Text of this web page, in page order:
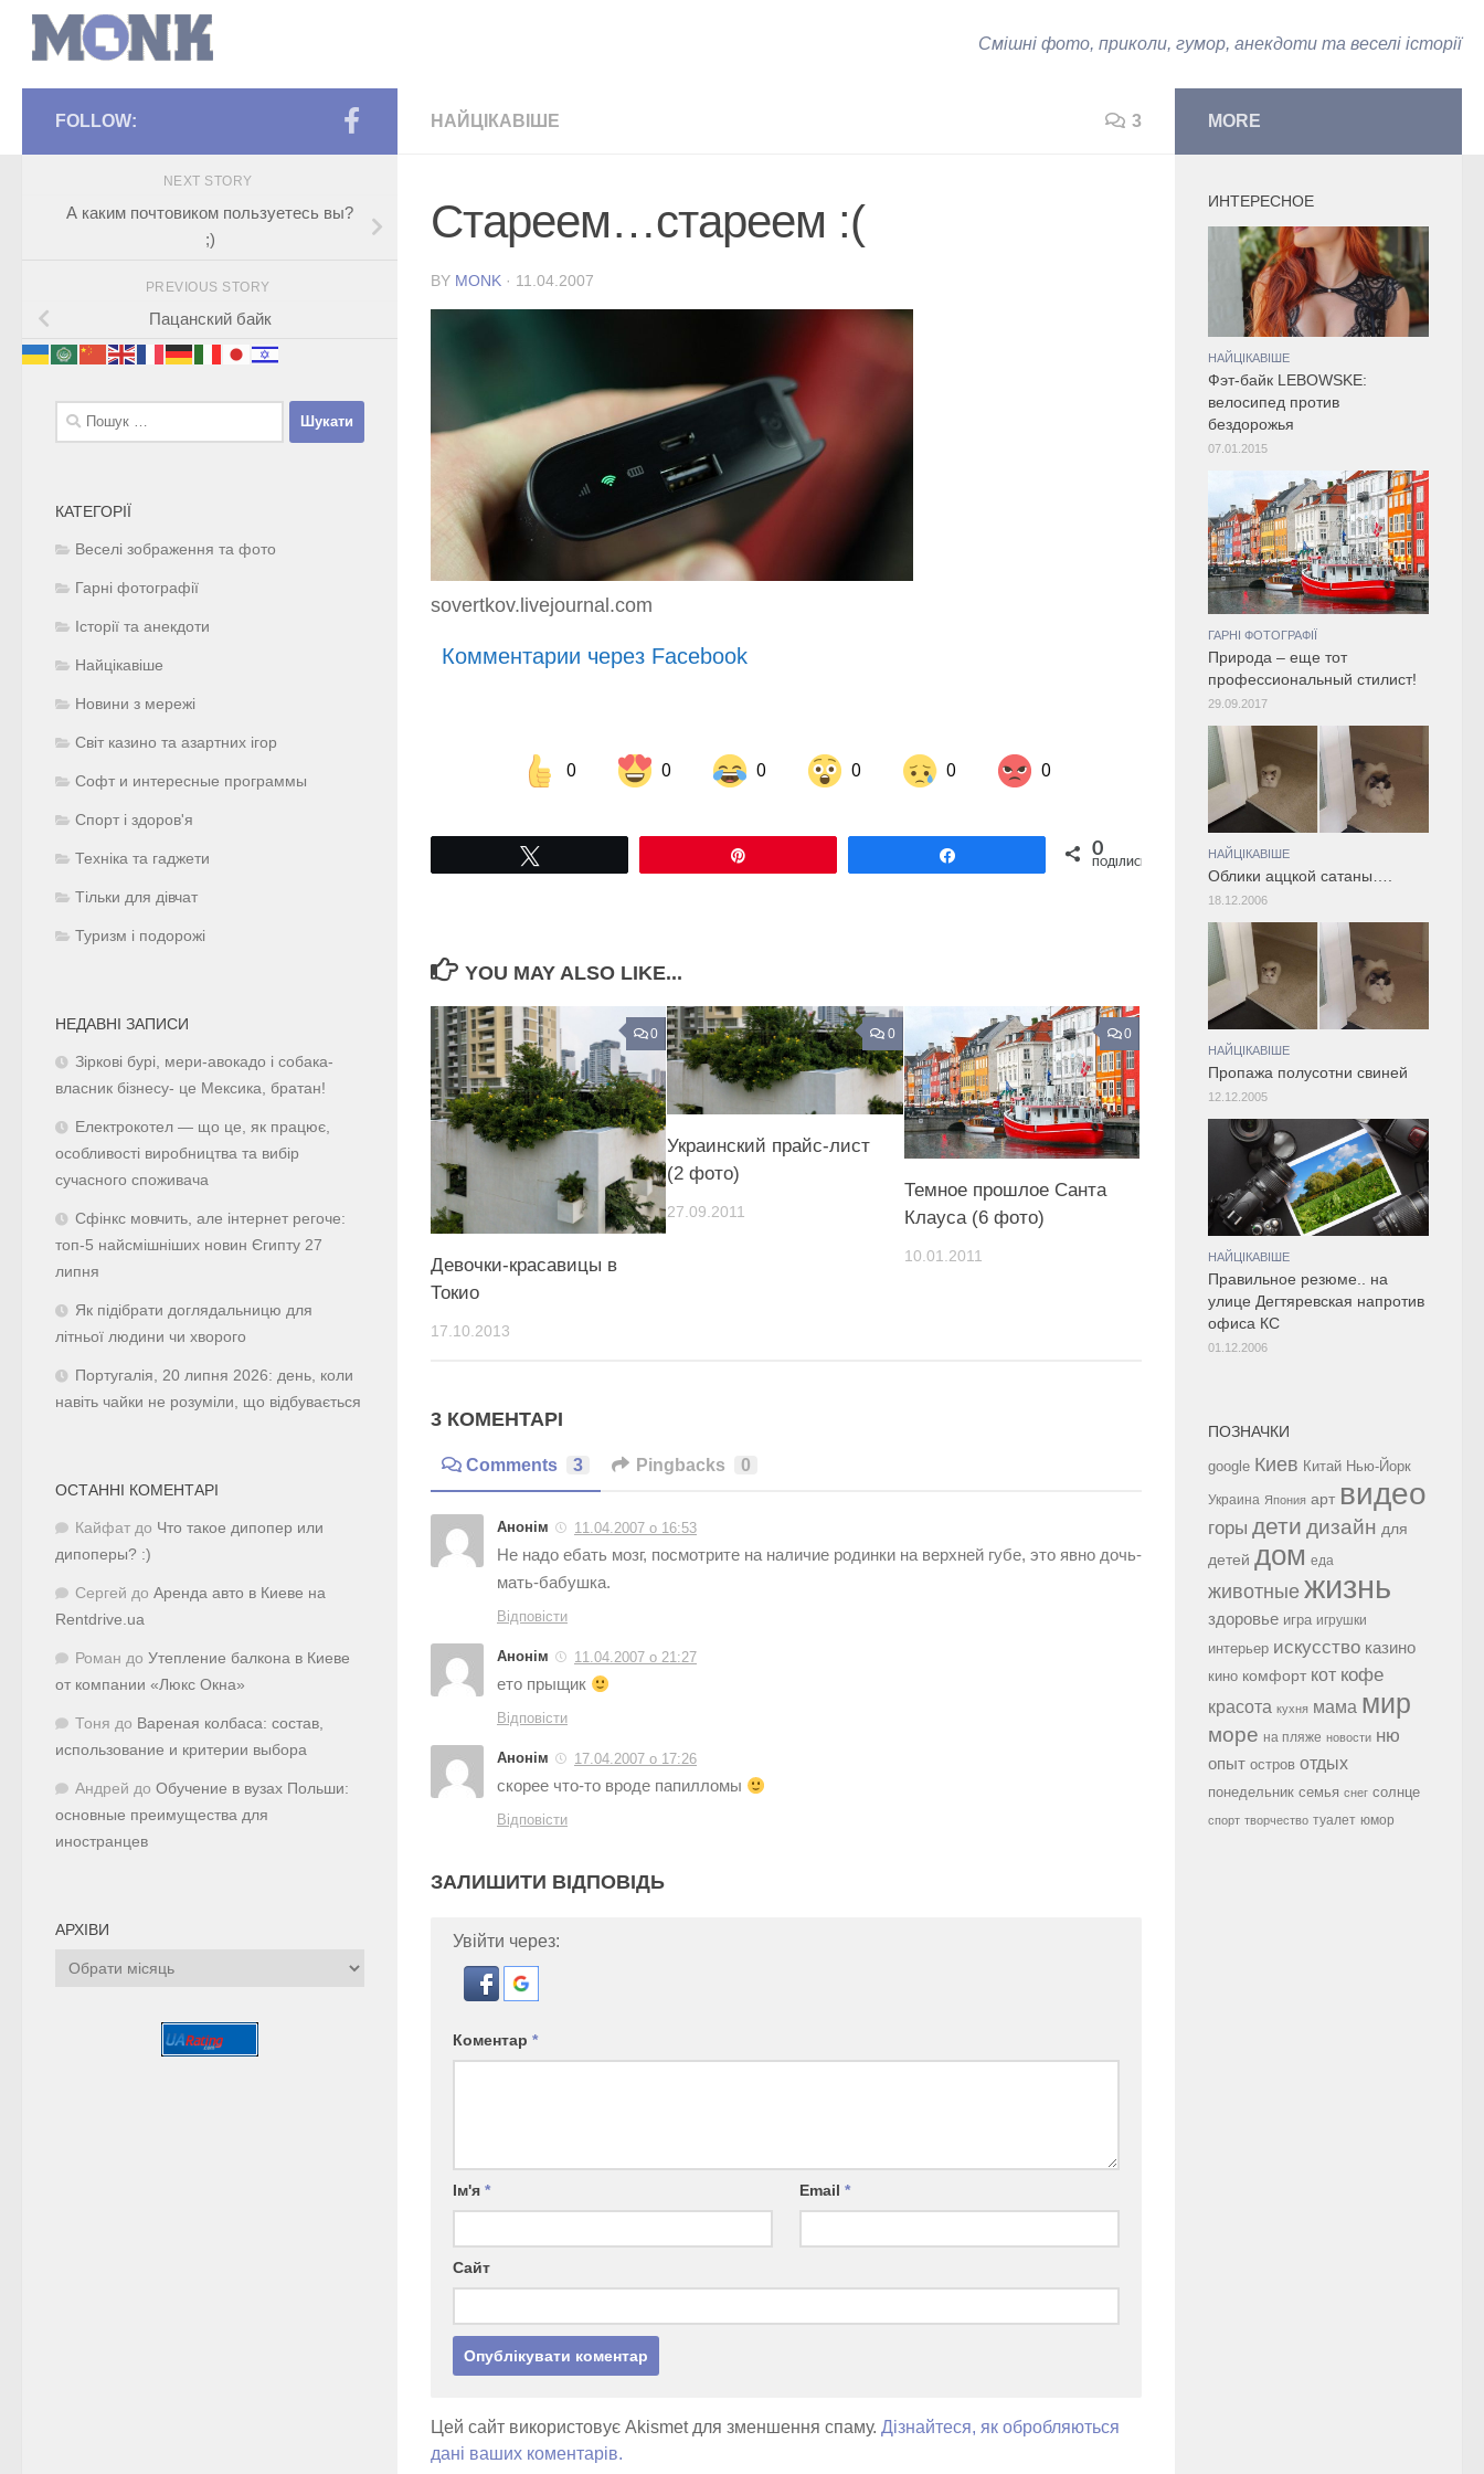
Смішні фото, приколи, гумор, анекдоти та веселі історії
НАЙЦІКАВІШЕ 3
Стареем…стареем :(
BY MONK · 11.04.2007
sovertkov.livejournal.com
Комментарии через Facebook
0 0 0 0 0 0
Share on Facebook Share on LinkedIn Share on Twitter 0
ПОДІЛИСЬ
YOU MAY ALSO LIKE...
0
Девочки-красавицы в
Токио
17.10.2013
0
Украинский прайс-лист
(2 фото)
27.09.2011
0
Темное прошлое Санта
Клауса (6 фото)
10.01.2011
3 КОМЕНТАРІ
Comments 3 Pingbacks 0
Анонім 11.04.2007 о 16:53
Не надо ебать мозг, посмотрите на наличие родинки на верхней губе, это явно дочь-
мать-бабушка.
Відповісти
Анонім 11.04.2007 о 21:27
ето прыщик
Відповісти
Анонім 17.04.2007 о 17:26
скорее что-то вроде папилломы
Відповісти
ЗАЛИШИТИ ВІДПОВІДЬ
Увійти через:
Коментар *
Ім'я * Email*
Сайт
Цей сайт використовує Akismet для зменшення спаму. Дізнайтеся, як обробляються
дані ваших коментарів.
FOLLOW:
NEXT STORY
А каким почтовиком пользуетесь вы?
;)
PREVIOUS STORY
Пацанский байк
Пошук:
КАТЕГОРІЇ
Веселі зображення та фото
Гарні фотографії
Історії та анекдоти
Найцікавіше
Новини з мережі
Світ казино та азартних ігор
Софт и интересные программы
Спорт і здоров'я
Техніка та гаджети
Тільки для дівчат
Туризм і подорожі
НЕДАВНІ ЗАПИСИ
Зіркові бурі, мери-авокадо і собака-
власник бізнесу- це Мексика, братан!
Електрокотел — що це, як працює,
особливості виробництва та вибір
сучасного споживача
Сфінкс мовчить, але інтернет регоче:
топ-5 найсмішніших новин Єгипту 27
липня
Як підібрати доглядальницю для
літньої людини чи хворого
Португалія, 20 липня 2026: день, коли
навіть чайки не розуміли, що відбувається
ОСТАННІ КОМЕНТАРІ
Кайфат до Что такое дипопер или
дипоперы? :)
Сергей до Аренда авто в Киеве на
Rentdrive.ua
Роман до Утепление балкона в Киеве
от компании «Люкс Окна»
Тоня до Вареная колбаса: состав,
использование и критерии выбора
Андрей до Обучение в вузах Польши:
основные преимущества для
иностранцев
АРХІВИ
Архіви
MORE
ИНТЕРЕСНОЕ
НАЙЦІКАВІШЕ
Фэт-байк LEBOWSKE:
велосипед против
бездорожья
07.01.2015
ГАРНІ ФОТОГРАФІЇ
Природа – еще тот
профессиональный стилист!
29.09.2017
НАЙЦІКАВІШЕ
Облики аццкой сатаны….
18.12.2006
НАЙЦІКАВІШЕ
Пропажа полусотни свиней
12.12.2005
НАЙЦІКАВІШЕ
Правильное резюме.. на
улице Дегтяревская напротив
офиса КС
01.12.2006
ПОЗНАЧКИ
google Киев Китай Нью-Йорк
Украина Япония арт видео
горы дети дизайн для
детей дом еда
животные жизнь
здоровье игра игрушки
интерьер искусство казино
кино комфорт кот кофе
красота кухня мама мир
море на пляже новости ню
опыт остров отдых
понедельник семья снег солнце
спорт творчество туалет юмор